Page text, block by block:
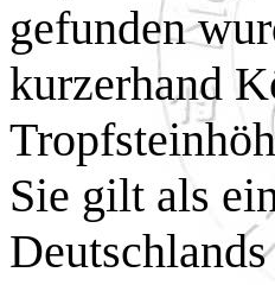
gefunden
kurzerhand
Sie gilt als